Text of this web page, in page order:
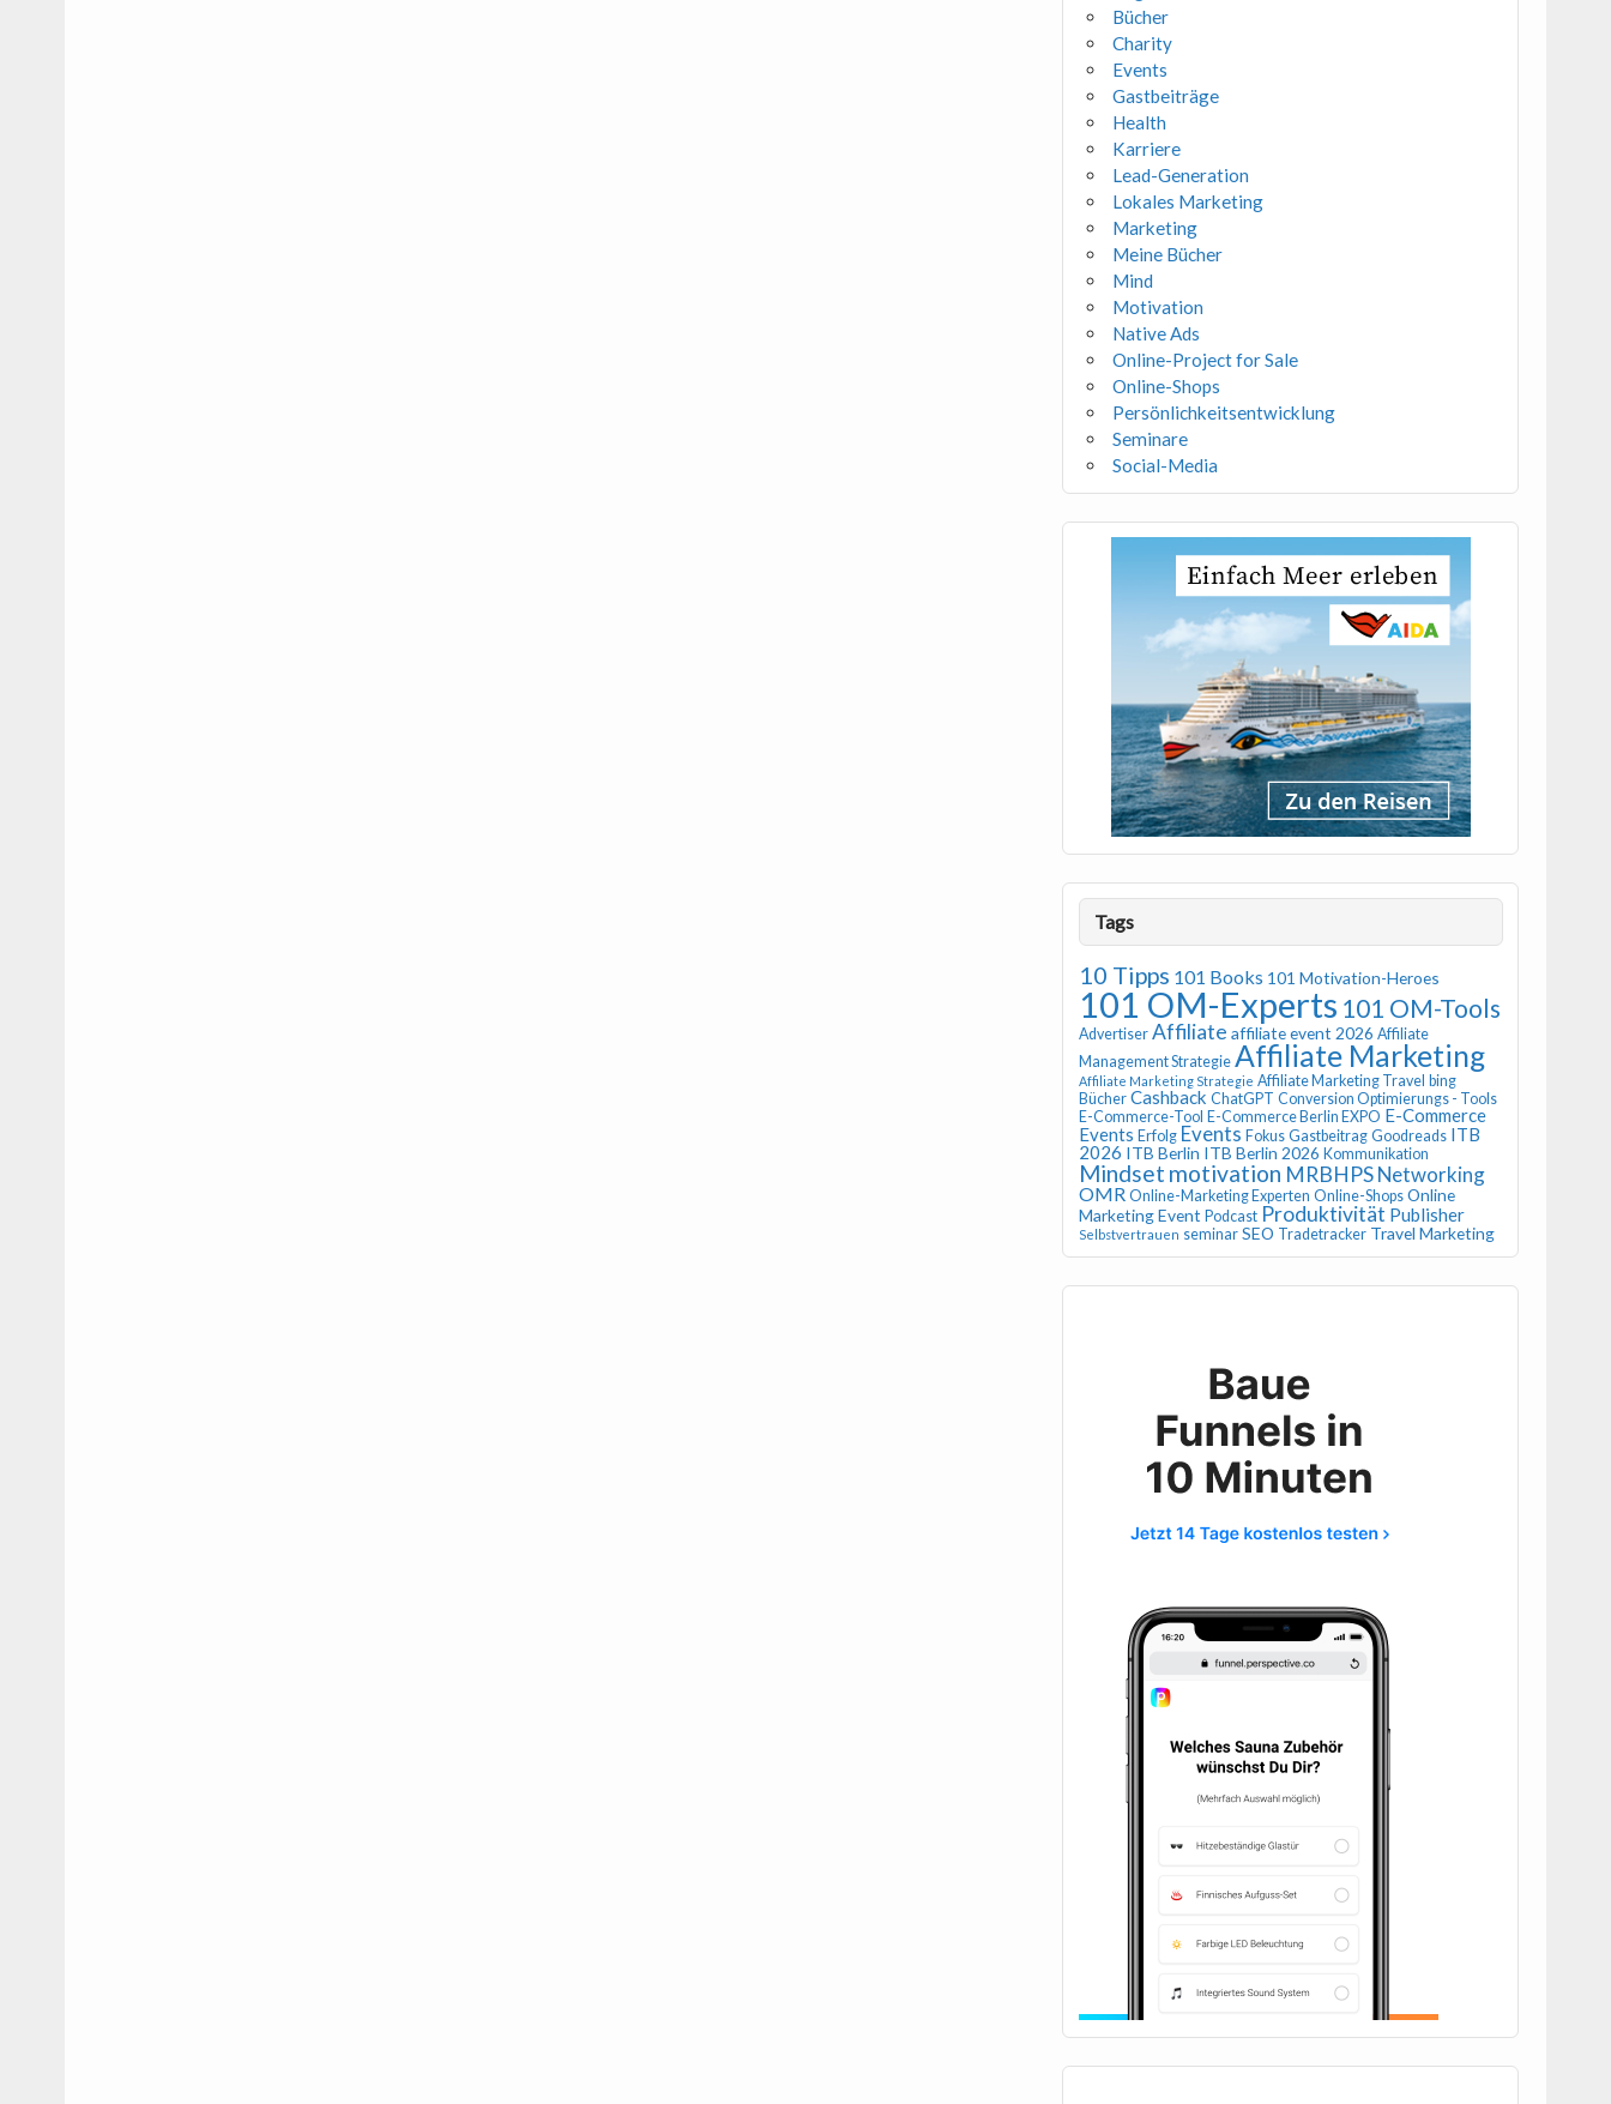
Bücher
Charity
Events
Gastbeiträge
Health
Karriere
Lead-Generation
Lokales Marketing
Marketing
Meine Bücher
Mind
Motivation
Native Ads
Online-Project for Sale
Online-Shops
Persönlichkeitsentwicklung
Seminare
Social-Media
Tags
10 Tipps 101 Books 101 Motivation-Heroes
101 OM-Experts 101 OM-Tools
Advertiser Affiliate affiliate event 2026 Affiliate
Management Strategie Affiliate Marketing
Affiliate Marketing Strategie Affiliate Marketing Travel bing
Bücher Cashback ChatGPT Conversion Optimierungs - Tools
E-Commerce-Tool E-Commerce Berlin EXPO E-Commerce
Events Erfolg Events Fokus Gastbeitrag Goodreads ITB
2026 ITB Berlin ITB Berlin 2026 Kommunikation
Mindset motivation MRBHPS Networking
OMR Online-Marketing Experten Online-Shops Online
Marketing Event Podcast Produktivität Publisher
Selbstvertrauen seminar SEO Tradetracker Travel Marketing